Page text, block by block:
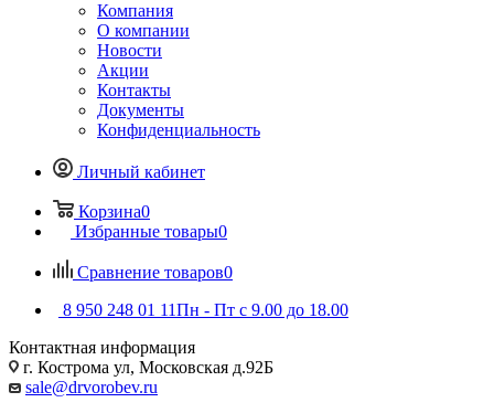
Компания
О компании
Новости
Акции
Контакты
Документы
Конфиденциальность
Личный кабинет
Корзина0
Избранные товары0
Сравнение товаров0
8 950 248 01 11Пн - Пт с 9.00 до 18.00
Контактная информация
г. Кострома ул, Московская д.92Б
sale@drvorobev.ru